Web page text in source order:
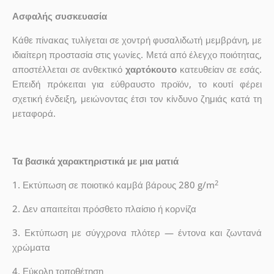
Ασφαλής συσκευασία
Κάθε πίνακας τυλίγεται σε χοντρή φυσαλιδωτή μεμβράνη, με
ιδιαίτερη προστασία στις γωνίες. Μετά από έλεγχο ποιότητας,
αποστέλλεται σε ανθεκτικό χαρτόκουτο κατευθείαν σε εσάς.
Επειδή πρόκειται για εύθραυστο προϊόν, το κουτί φέρει
σχετική ένδειξη, μειώνοντας έτσι τον κίνδυνο ζημιάς κατά τη
μεταφορά.
Τα βασικά χαρακτηριστικά με μια ματιά
1. Εκτύπωση σε ποιοτικό καμβά βάρους 280 g/m2
2. Δεν απαιτείται πρόσθετο πλαίσιο ή κορνίζα
3. Εκτύπωση με σύγχρονα πλότερ — έντονα και ζωντανά
χρώματα
4. Εύκολη τοποθέτηση